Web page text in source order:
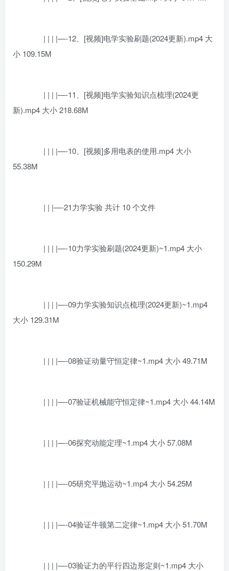
| | | |—-12、[视频]电学实验刷题(2024更新).mp4 大
小 109.15M
| | | |—-11、[视频]电学实验知识点梳理(2024更
新).mp4 大小 218.68M
| | | |—-10、[视频]多用电表的使用.mp4 大小
55.38M
| | |—-21力学实验 共计 10 个文件
| | | |—-10力学实验刷题(2024更新)~1.mp4 大小
150.29M
| | | |—-09力学实验知识点梳理(2024更新)~1.mp4
大小 129.31M
| | | |—-08验证动量守恒定律~1.mp4 大小 49.71M
| | | |—-07验证机械能守恒定律~1.mp4 大小 44.14M
| | | |—-06探究动能定理~1.mp4 大小 57.08M
| | | |—-05研究平抛运动~1.mp4 大小 54.25M
| | | |—-04验证牛顿第二定律~1.mp4 大小 51.70M
| | | |—-03验证力的平行四边形定则~1.mp4 大小